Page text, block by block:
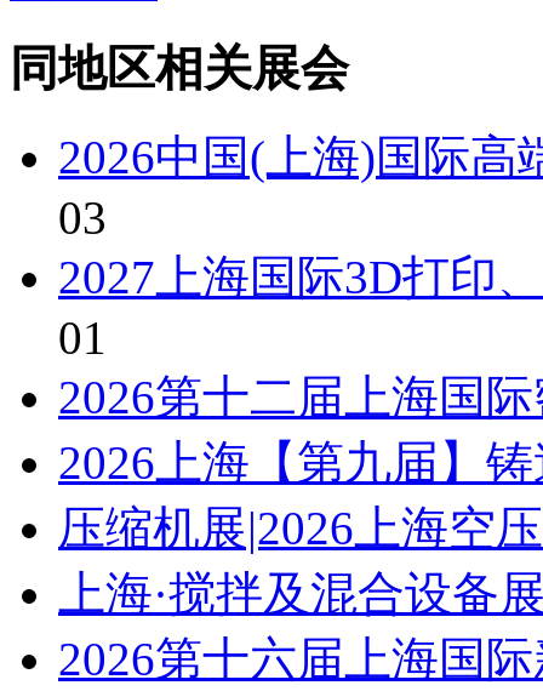
同地区相关展会
2026中国(上海)国际高
03
2027上海国际3D打印
01
2026第十二届上海国
2026上海【第九届】
压缩机展|2026上海空
上海·搅拌及混合设备
2026第十六届上海国